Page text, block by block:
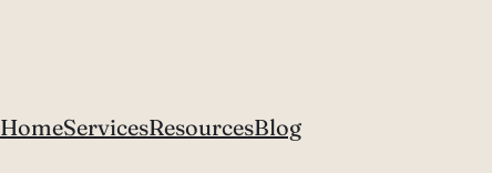
HomeServicesResourcesBlog